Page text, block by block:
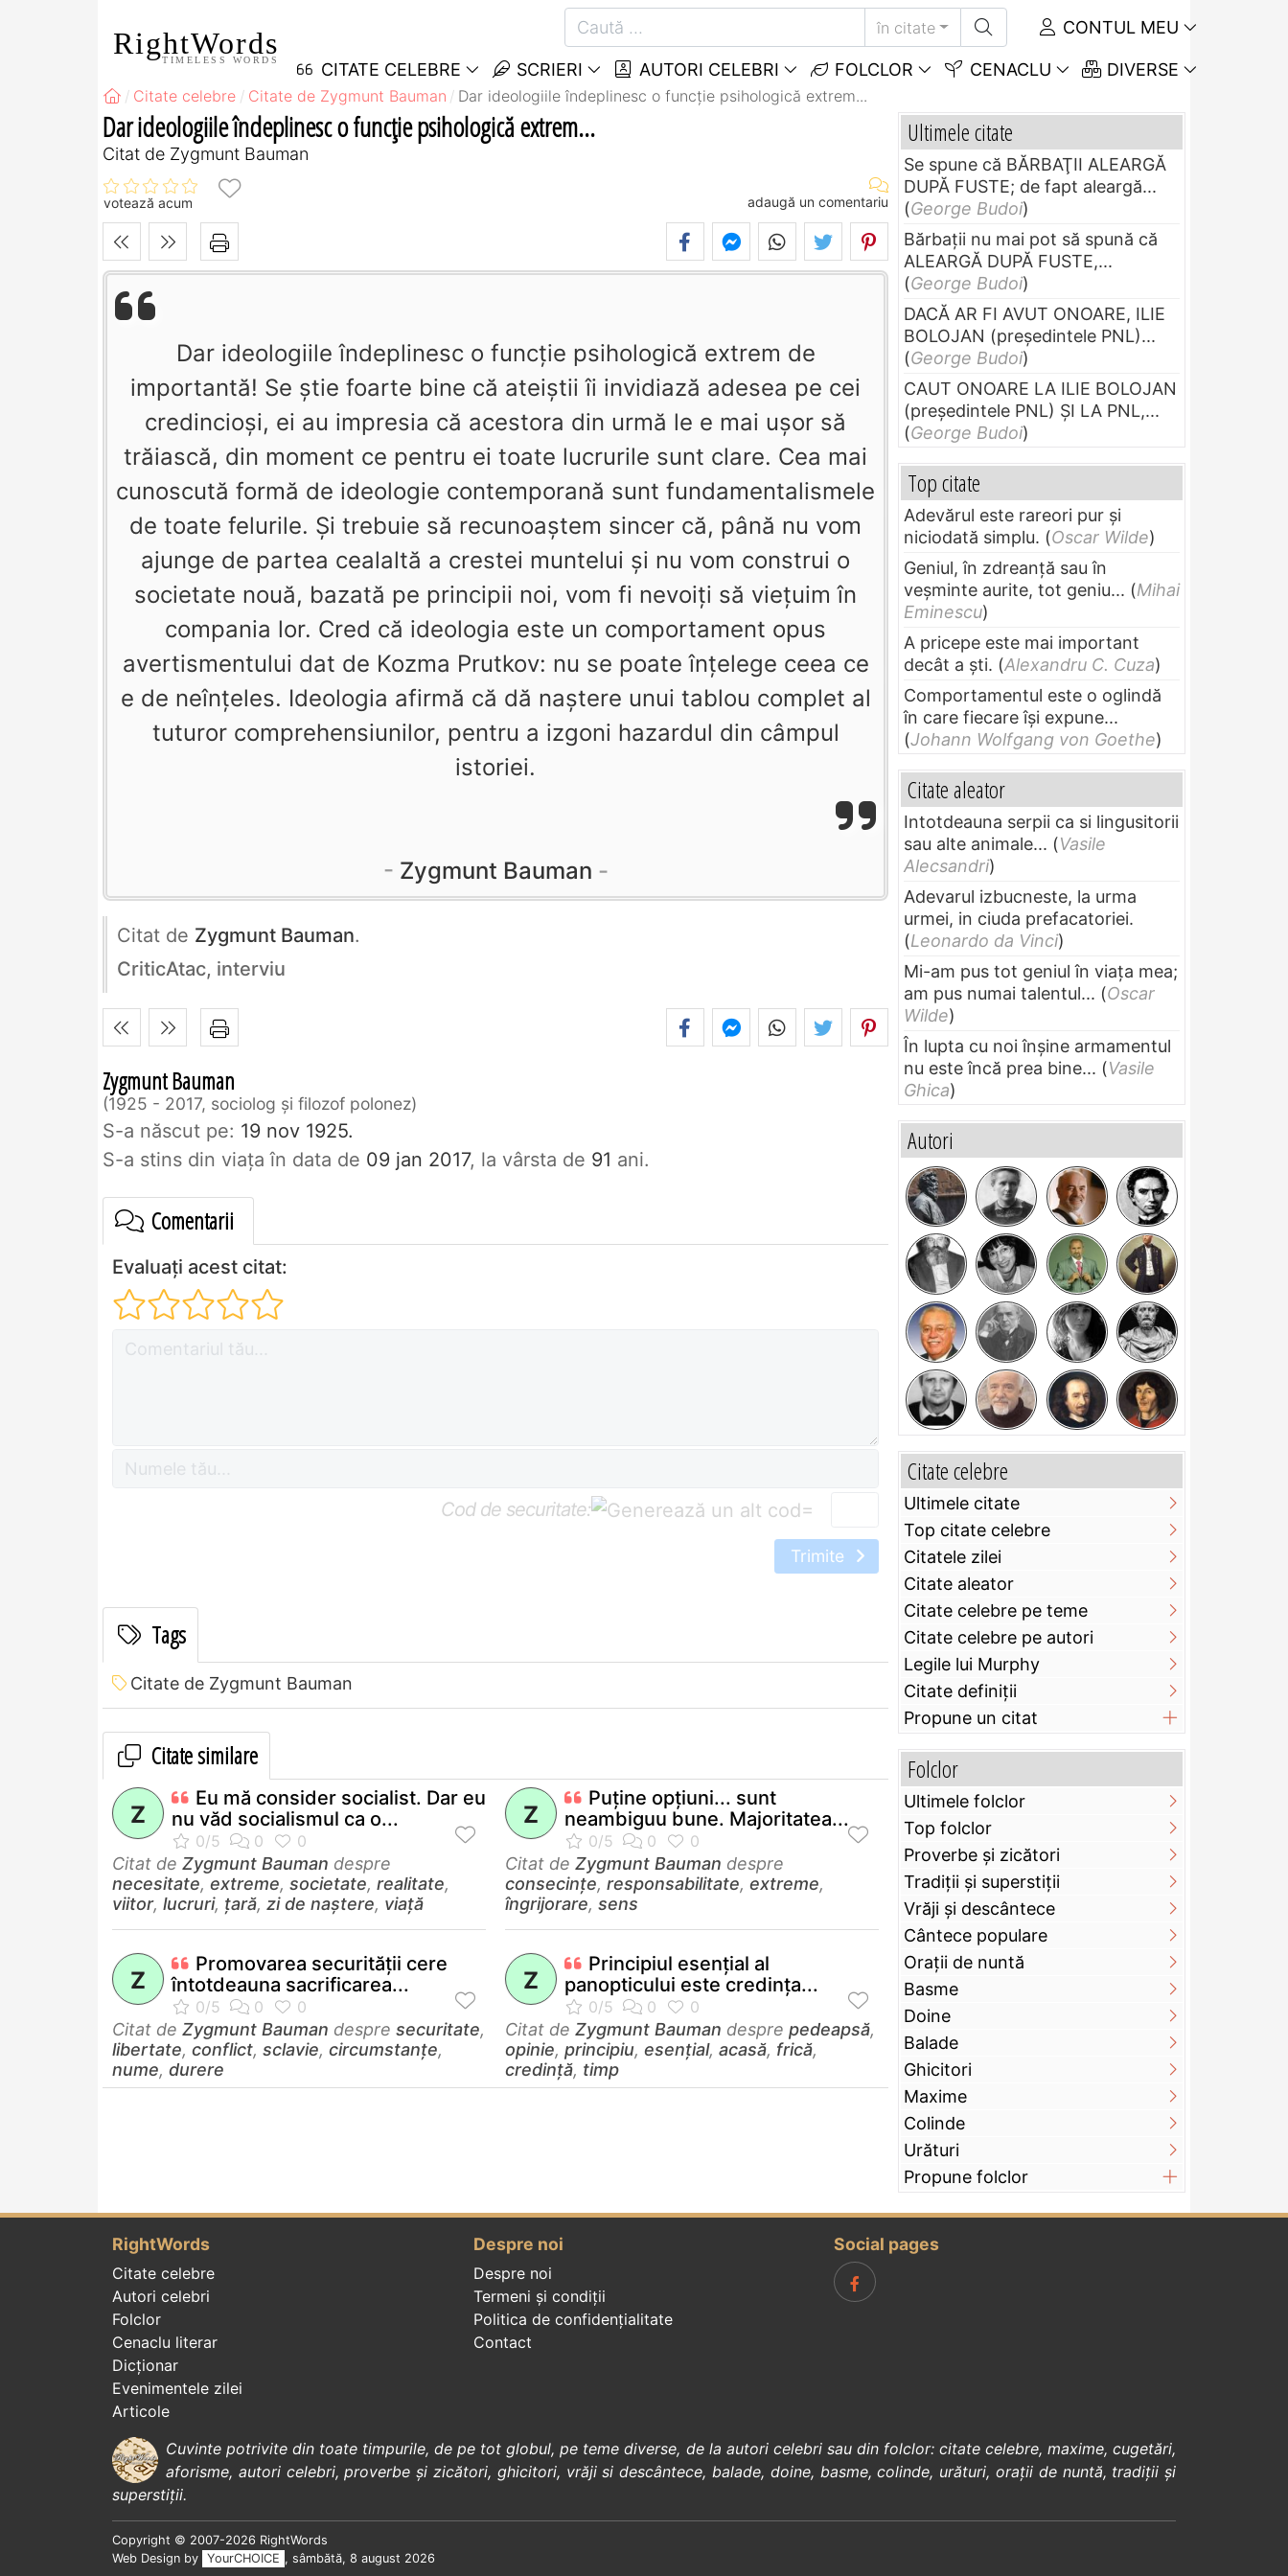
RightWords
TIMELESS WORDS
în citate CONTUL MEU
CITATE CELEBRE SCRIERI AUTORI CELEBRI FOLCLOR CENACLU DIVERSE
Citate celebre Citate de Zygmunt Bauman Dar ideologiile îndeplinesc o funcţie psihologică extrem...
Dar ideologiile îndeplinesc o funcţie psihologică extrem...
Citat de Zygmunt Bauman
votează acum adaugă un comentariu
Dar ideologiile îndeplinesc o funcţie psihologică extrem de
importantă! Se ştie foarte bine că ateiştii îi invidiază adesea pe cei
credincioşi, ei au impresia că acestora din urmă le e mai uşor să
trăiască, din moment ce pentru ei toate lucrurile sunt clare. Cea mai
cunoscută formă de ideologie contemporană sunt fundamentalismele
de toate felurile. Şi trebuie să recunoaştem sincer că, până nu vom
ajunge de partea cealaltă a crestei muntelui şi nu vom construi o
societate nouă, bazată pe principii noi, vom fi nevoiţi să vieţuim în
compania lor. Cred că ideologia este un comportament opus
avertismentului dat de Kozma Prutkov: nu se poate înţelege ceea ce
e de neînţeles. Ideologia afirmă că dă naştere unui tablou complet al
tuturor comprehensiunilor, pentru a izgoni hazardul din câmpul
istoriei.
Zygmunt Bauman
Citat de Zygmunt Bauman.
CriticAtac, interviu
Zygmunt Bauman
1925 - 2017, sociolog şi filozof polonez
S-a născut pe: 19 nov 1925.
S-a stins din viaţa în data de 09 jan 2017, la vârsta de 91 ani.
Comentarii
Evaluați acest citat:
Cod de securitate: =
Trimite
Tags
Citate de Zygmunt Bauman
Citate similare
Z
Eu mă consider socialist. Dar eu
nu văd socialismul ca o...
Citat de Zygmunt Bauman despre
necesitate, extreme, societate, realitate,
viitor, lucruri, țară, zi de naștere, viață
Z
Puţine opţiuni... sunt
neambiguu bune. Majoritatea...
Citat de Zygmunt Bauman despre
consecințe, responsabilitate, extreme,
îngrijorare, sens
Z
Promovarea securităţii cere
întotdeauna sacrificarea...
Citat de Zygmunt Bauman despre securitate,
libertate, conflict, sclavie, circumstanțe,
nume, durere
Z
Principiul esenţial al
panopticului este credinţa...
Citat de Zygmunt Bauman despre pedeapsă,
opinie, principiu, esențial, acasă, frică,
credință, timp
Ultimele citate
Se spune că BĂRBAŢII ALEARGĂ
DUPĂ FUSTE; de fapt aleargă...
(George Budoi)
Bărbaţii nu mai pot să spună că
ALEARGĂ DUPĂ FUSTE,...
(George Budoi)
DACĂ AR FI AVUT ONOARE, ILIE
BOLOJAN (preşedintele PNL)...
(George Budoi)
CAUT ONOARE LA ILIE BOLOJAN
(preşedintele PNL) ŞI LA PNL,...
(George Budoi)
Top citate
Adevărul este rareori pur și
niciodată simplu. (Oscar Wilde)
Geniul, în zdreanţă sau în
veşminte aurite, tot geniu... (Mihai
Eminescu)
A pricepe este mai important
decât a ști. (Alexandru C. Cuza)
Comportamentul este o oglindă
în care fiecare își expune...
(Johann Wolfgang von Goethe)
Citate aleator
Intotdeauna serpii ca si lingusitorii
sau alte animale... (Vasile
Alecsandri)
Adevarul izbucneste, la urma
urmei, in ciuda prefacatoriei.
(Leonardo da Vinci)
Mi-am pus tot geniul în viața mea;
am pus numai talentul... (Oscar
Wilde)
În lupta cu noi înșine armamentul
nu este încă prea bine... (Vasile
Ghica)
Autori
Citate celebre
Ultimele citate
Top citate celebre
Citatele zilei
Citate aleator
Citate celebre pe teme
Citate celebre pe autori
Legile lui Murphy
Citate definiţii
Propune un citat
Folclor
Ultimele folclor
Top folclor
Proverbe și zicători
Tradiții și superstiții
Vrăji și descântece
Cântece populare
Orații de nuntă
Basme
Doine
Balade
Ghicitori
Maxime
Colinde
Urături
Propune folclor
RightWords
Citate celebre
Autori celebri
Folclor
Cenaclu literar
Dicționar
Evenimentele zilei
Articole
Despre noi
Despre noi
Termeni și condiții
Politica de confidenţialitate
Contact
Social pages
Cuvinte potrivite din toate timpurile, de pe tot globul, pe teme diverse, de la autori celebrisau din folclor: citate celebre, maxime,cugetări,
aforisme, autori celebri,proverbe și zicători, ghicitori, vrăji si descântece, balade, doine, basme,colinde, urături, orații de nuntă, tradiții și
superstiții.
Copyright © 2007-2026 RightWords
Web Design by
YourCHOICE , sâmbătă, 8 august 2026